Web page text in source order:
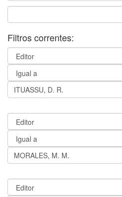
Filtros correntes: